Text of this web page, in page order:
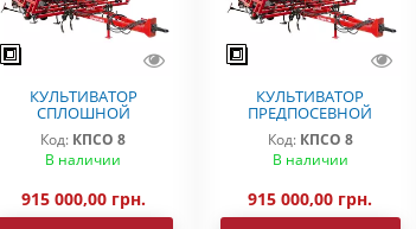
КУЛЬТИВАТОР
СПЛОШНОЙ
ОБРАБОТКИ ДЕМЕТРА
КПСО-8
Код: КПСО 8
В наличии
915 000,00 грн.
КУЛЬТИВАТОР
ПРЕДПОСЕВНОЙ
ОБРАБОТКИ КПСО-8
ДЕМЕТРА
Код: КПСО 8
В наличии
915 000,00 грн.